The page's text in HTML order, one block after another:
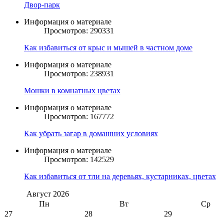
Двор-парк
Информация о материале
Просмотров: 290331
Как избавиться от крыс и мышей в частном доме
Информация о материале
Просмотров: 238931
Мошки в комнатных цветах
Информация о материале
Просмотров: 167772
Как убрать загар в домашних условиях
Информация о материале
Просмотров: 142529
Как избавиться от тли на деревьях, кустарниках, цветах
Август 2026
Пн
Вт
Ср
27
28 29